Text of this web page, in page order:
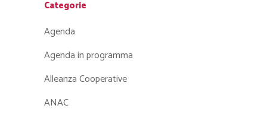
Categorie
Agenda
Agenda in programma
Alleanza Cooperative
ANAC